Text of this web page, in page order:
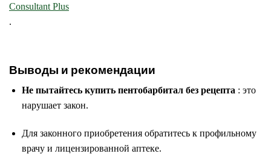
Consultant Plus
.
Выводы и рекомендации
Не пытайтесь купить пентобарбитал без рецепта : это
нарушает закон.
Для законного приобретения обратитесь к профильному
врачу и лицензированной аптеке.